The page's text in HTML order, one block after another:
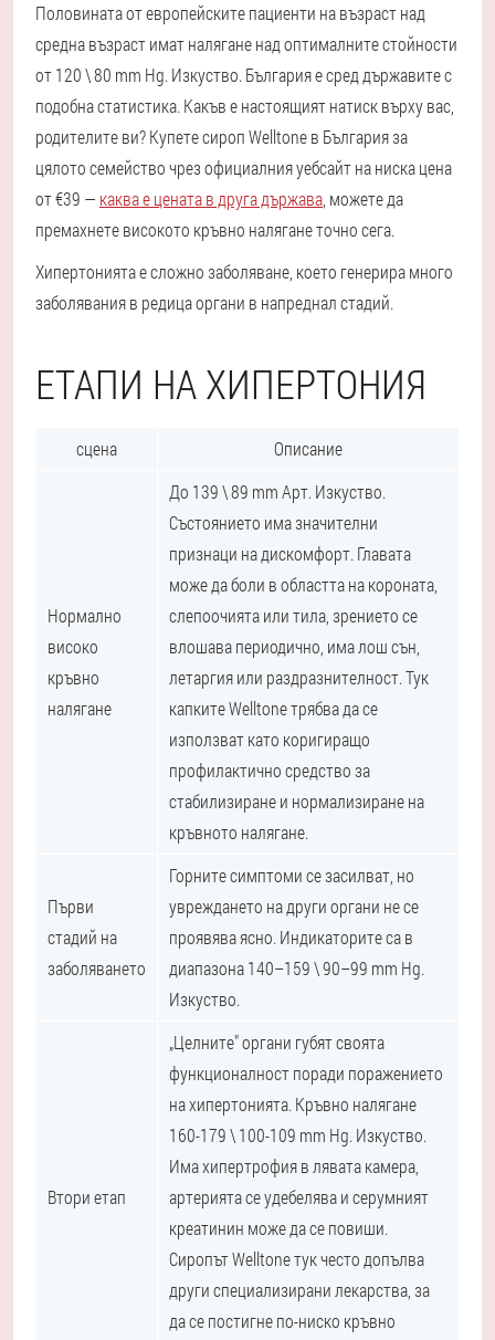
Половината от европейските пациенти на възраст над
средна възраст имат налягане над оптималните стойности
от 120 \ 80 mm Hg. Изкуство. България е сред държавите с
подобна статистика. Какъв е настоящият натиск върху вас,
родителите ви? Купете сироп Welltone в България за
цялото семейство чрез официалния уебсайт на ниска цена
от €39 — каква е цената в друга държава, можете да
премахнете високото кръвно налягане точно сега.
Хипертонията е сложно заболяване, което генерира много
заболявания в редица органи в напреднал стадий.
ЕТАПИ НА ХИПЕРТОНИЯ
сцена Описание
Нормално
високо
кръвно
налягане
До 139 \ 89 mm Арт. Изкуство.
Състоянието има значителни
признаци на дискомфорт. Главата
може да боли в областта на короната,
слепоочията или тила, зрението се
влошава периодично, има лош сън,
летаргия или раздразнителност. Тук
капките Welltone трябва да се
използват като коригиращо
профилактично средство за
стабилизиране и нормализиране на
кръвното налягане.
Първи
стадий на
заболяването
Горните симптоми се засилват, но
увреждането на други органи не се
проявява ясно. Индикаторите са в
диапазона 140–159 \ 90–99 mm Hg.
Изкуство.
Втори етап
„Целните" органи губят своята
функционалност поради поражението
на хипертонията. Кръвно налягане
160-179 \ 100-109 mm Hg. Изкуство.
Има хипертрофия в лявата камера,
артерията се удебелява и серумният
креатинин може да се повиши.
Сиропът Welltone тук често допълва
други специализирани лекарства, за
да се постигне по-ниско кръвно